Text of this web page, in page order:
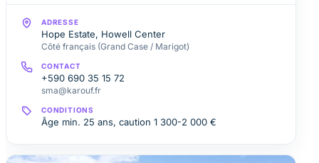
ADRESSE
Hope Estate, Howell Center
Côté français (Grand Case / Marigot)
CONTACT
+590 690 35 15 72
sma@karouf.fr
CONDITIONS
Âge min. 25 ans, caution 1 300-2 000 €